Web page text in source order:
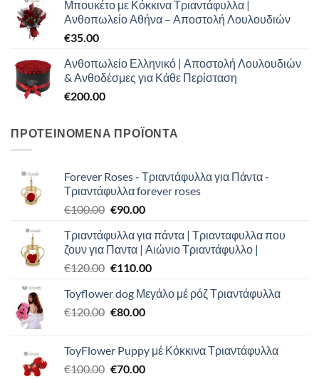
Μπουκέτο με Κόκκινα Τριαντάφυλλα |
Ανθοπωλείο Αθήνα – Αποστολή Λουλουδιών
€35.00
Ανθοπωλείο Ελληνικό | Αποστολή Λουλουδιών
& Ανθοδέσμες για Κάθε Περίσταση
€200.00
ΠΡΟΤΕΙΝΟΜΕΝΑ ΠΡΟΪΟΝΤΑ
Forever Roses - Τριαντάφυλλα για Πάντα -
Τριαντάφυλλα forever roses
€100.00 Original
was:
€100.00.
€90.00Η
τιμή
είναι:
€90.00.
Τριαντάφυλλα για πάντα | Τριανταφυλλα που
ζουν για Παντα | Αιώνιο Τριαντάφυλλο |
€120.00 Original
was:
€120.00.
€110.00Η
τιμή
Toyflower dog Μεγάλο μέ ρόζ Τριαντάφυλλα
€120.00 Original
€120.00.
€80.00Η
είναι:
€80.00.
ToyFlower Puppy μέ Κόκκινα Τριαντάφυλλα
€100.00 Original
€70.00Η